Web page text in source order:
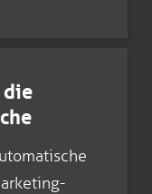
die